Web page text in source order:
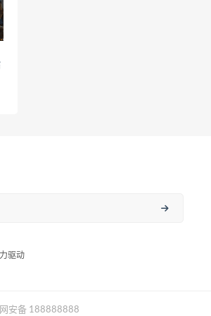
驱动
安备 188888888